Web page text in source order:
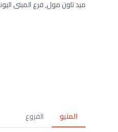
ميد تاون مول, فرع المبنى
المنيو الفروع